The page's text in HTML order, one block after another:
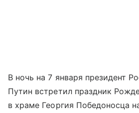
В ночь на 7 января президент
Путин встретил праздник
в храме Георгия Победоносца